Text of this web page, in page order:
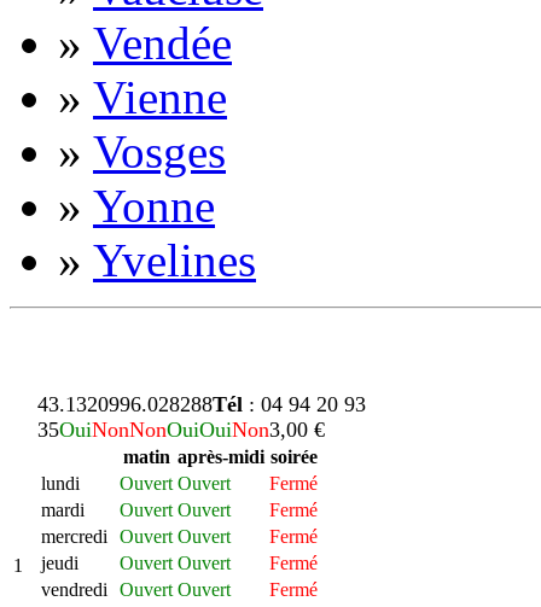
» Vendée
» Vienne
» Vosges
» Yonne
» Yvelines
1
43.1320996.028288Tél : 04 94 20 93
35OuiNonNonOuiOuiNon3,00 €
matin après-midi soirée
lundi
Ouvert Ouvert
Fermé
mardi
Ouvert Ouvert
Fermé
mercredi
Ouvert Ouvert
Fermé
jeudi
Ouvert Ouvert
Fermé
vendredi
Ouvert Ouvert
Fermé